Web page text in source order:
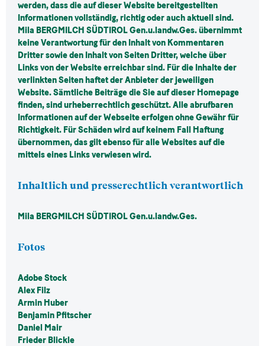
werden, dass die auf dieser Website bereitgestellten
Informationen vollständig, richtig oder auch aktuell sind.
Mila BERGMILCH SÜDTIROL Gen.u.landw.Ges. übernimmt
keine Verantwortung für den Inhalt von Kommentaren
Dritter sowie den Inhalt von Seiten Dritter, welche über
Links von der Website erreichbar sind. Für die Inhalte der
verlinkten Seiten haftet der Anbieter der jeweiligen
Website. Sämtliche Beiträge die Sie auf dieser Homepage
finden, sind urheberrechtlich geschützt. Alle abrufbaren
Informationen auf der Webseite erfolgen ohne Gewähr für
Richtigkeit. Für Schäden wird auf keinem Fall Haftung
übernommen, das gilt ebenso für alle Websites auf die
mittels eines Links verwiesen wird.
Inhaltlich und presserechtlich verantwortlich
Mila BERGMILCH SÜDTIROL Gen.u.landw.Ges.
Fotos
Adobe Stock
Alex Filz
Armin Huber
Benjamin Pfitscher
Daniel Mair
Frieder Blickle